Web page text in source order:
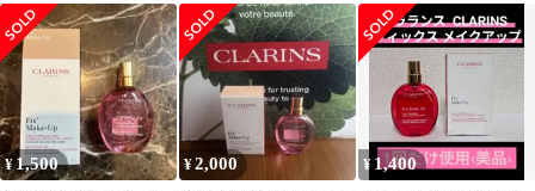
1回わずかに使用
アフターメイクアップ
ローション
50mL 新品、未使用
¥1,500 ¥2,000 ¥ 1,400